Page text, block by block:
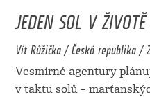
JEDEN SOL V
Vít Růžička / Česká republika /
Vesmírné agentury
v taktu solů –